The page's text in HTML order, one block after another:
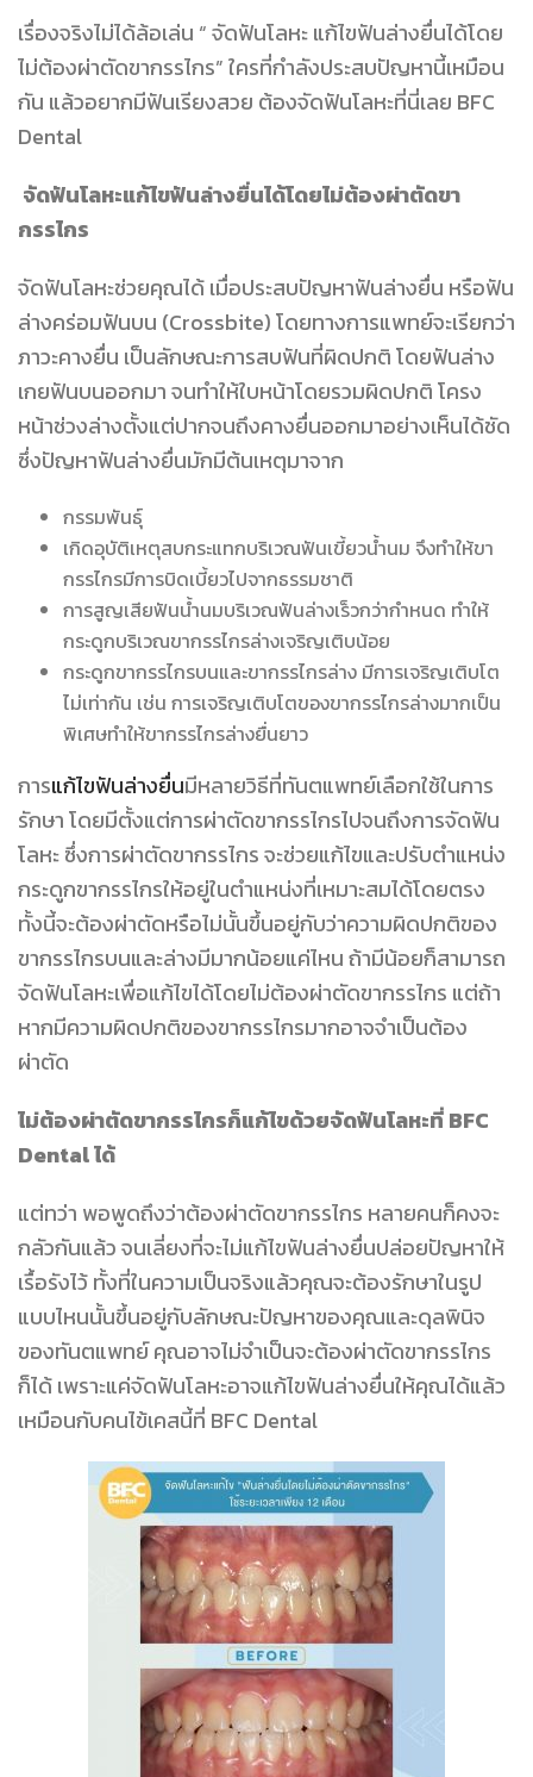
เรื่องจริงไม่ได้ล้อเล่น “จัดฟันโลหะแก้ไขฟันล่างยื่นได้โดย
ไม่ต้องผ่าตัดขากรรไกร” ใครที่กำลังประสบปัญหานี้เหมือน
กัน แล้วอยากมีฟันเรียงสวย ต้องจัดฟันโลหะที่นี่เลย BFC
Dental
จัดฟันโลหะแก้ไขฟันล่างยื่นได้โดยไม่ต้องผ่าตัดขา
กรรไกร
จัดฟันโลหะช่วยคุณได้ เมื่อประสบปัญหาฟันล่างยื่น หรือฟัน
ล่างคร่อมฟันบน (Crossbite) โดยทางการแพทย์จะเรียกว่า
ภาวะคางยื่น เป็นลักษณะการสบฟันที่ผิดปกติ โดยฟันล่าง
เกยฟันบนออกมา จนทำให้ใบหน้าโดยรวมผิดปกติ โครง
หน้าช่วงล่างตั้งแต่ปากจนถึงคางยื่นออกมาอย่างเห็นได้ชัด
ซึ่งปัญหาฟันล่างยื่นมักมีต้นเหตุมาจาก
กรรมพันธุ์
เกิดอุบัติเหตุสบกระแทกบริเวณฟันเขี้ยวน้ำนม จึงทำให้ขา
กรรไกรมีการบิดเบี้ยวไปจากธรรมชาติ
การสูญเสียฟันน้ำนมบริเวณฟันล่างเร็วกว่ากำหนด ทำให้
กระดูกบริเวณขากรรไกรล่างเจริญเติบน้อย
กระดูกขากรรไกรบนและขากรรไกรล่าง มีการเจริญเติบโต
ไม่เท่ากัน เช่น การเจริญเติบโตของขากรรไกรล่างมากเป็น
พิเศษทำให้ขากรรไกรล่างยื่นยาว
การแก้ไขฟันล่างยื่นมีหลายวิธีที่ทันตแพทย์เลือกใช้ในการ
รักษา โดยมีตั้งแต่การผ่าตัดขากรรไกรไปจนถึงการจัดฟัน
โลหะ ซึ่งการผ่าตัดขากรรไกร จะช่วยแก้ไขและปรับตำแหน่ง
กระดูกขากรรไกรให้อยู่ในตำแหน่งที่เหมาะสมได้โดยตรง
ทั้งนี้จะต้องผ่าตัดหรือไม่นั้นขึ้นอยู่กับว่าความผิดปกติของ
ขากรรไกรบนและล่างมีมากน้อยแค่ไหน ถ้ามีน้อยก็สามารถ
จัดฟันโลหะเพื่อแก้ไขได้โดยไม่ต้องผ่าตัดขากรรไกร แต่ถ้า
หากมีความผิดปกติของขากรรไกรมากอาจจำเป็นต้อง
ผ่าตัด
ไม่ต้องผ่าตัดขากรรไกรก็แก้ไขด้วยจัดฟันโลหะที่ BFC
Dental ได้
แต่ทว่า พอพูดถึงว่าต้องผ่าตัดขากรรไกร หลายคนก็คงจะ
กลัวกันแล้ว จนเลี่ยงที่จะไม่แก้ไขฟันล่างยื่นปล่อยปัญหาให้
เรื้อรังไว้ ทั้งที่ในความเป็นจริงแล้วคุณจะต้องรักษาในรูป
แบบไหนนั้นขึ้นอยู่กับลักษณะปัญหาของคุณและดุลพินิจ
ของทันตแพทย์ คุณอาจไม่จำเป็นจะต้องผ่าตัดขากรรไกร
ก็ได้ เพราะแค่จัดฟันโลหะอาจแก้ไขฟันล่างยื่นให้คุณได้แล้ว
เหมือนกับคนไข้เคสนี้ที่ BFC Dental